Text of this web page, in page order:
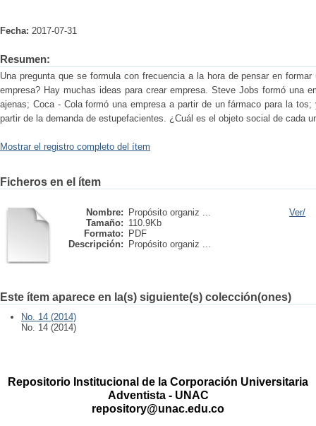
Fecha: 2017-07-31
Resumen:
Una pregunta que se formula con frecuencia a la hora de pensar en
empresa? Hay muchas ideas para crear empresa. Steve Jobs formó una
ajenas; Coca - Cola formó una empresa a partir de un fármaco para la
partir de la demanda de estupefacientes. ¿Cuál es el objeto social de cada
Mostrar el registro completo del ítem
Ficheros en el ítem
Nombre:
Propósito organiz ...
Tamaño: 110.9Kb
Formato:
PDF
Descripción:
Propósito organiz ...
Ver/
Este ítem aparece en la(s) siguiente(s) colección(ones)
No. 14 (2014)
No. 14 (2014)
Repositorio Institucional de la Corporación Universitaria
Adventista - UNAC
repository@unac.edu.co